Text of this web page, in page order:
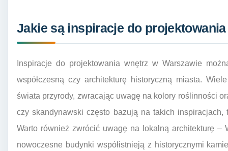
Jakie są inspiracje do
Inspiracje do projektowania wnętrz w Warszawie
współczesną czy architekturę historyczną miasta.
świata przyrody, zwracając uwagę na kolory roślinności
czy skandynawski często bazują na takich
Warto również zwrócić uwagę na lokalną architekturę –
nowoczesne budynki współistnieją z historycznymi